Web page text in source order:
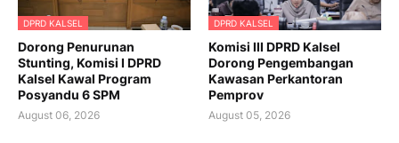
DPRD KALSEL
Dorong Penurunan
Stunting, Komisi I DPRD
Kalsel Kawal Program
Posyandu 6 SPM
August 06, 2026
DPRD KALSEL
Komisi III DPRD Kalsel
Dorong Pengembangan
Kawasan Perkantoran
Pemprov
August 05, 2026